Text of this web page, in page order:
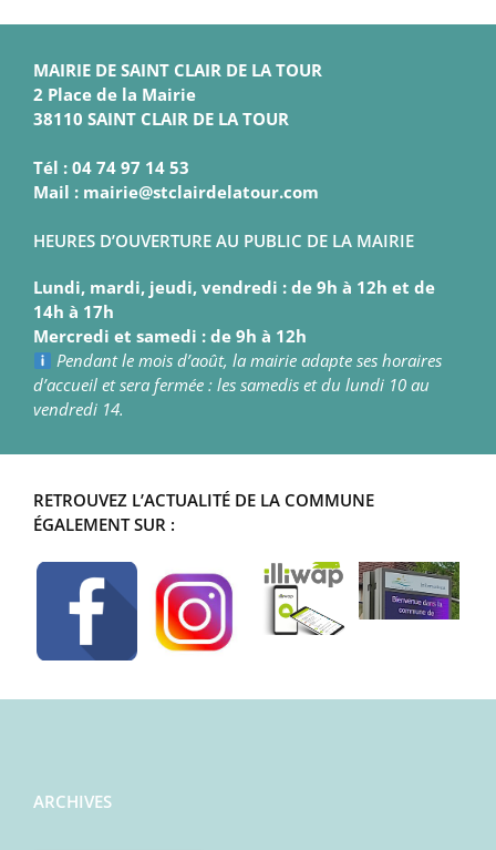
MAIRIE DE SAINT CLAIR DE LA TOUR
2 Place de la Mairie
38110 SAINT CLAIR DE LA TOUR
Tél : 04 74 97 14 53
Mail : mairie@stclairdelatour.com
HEURES D’OUVERTURE AU PUBLIC DE LA MAIRIE
Lundi, mardi, jeudi, vendredi : de 9h à 12h et de
14h à 17h
Mercredi et samedi : de 9h à 12h
Pendant le mois d’août, la mairie adapte ses horaires
d’accueil et sera fermée : les samedis et du lundi 10 au
vendredi 14.
RETROUVEZ L’ACTUALITÉ DE LA COMMUNE
ÉGALEMENT SUR :
ARCHIVES